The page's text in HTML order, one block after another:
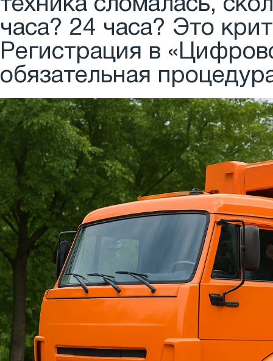
техника сломалась,
часа? 24 часа? Это
Регистрация в
обязательная